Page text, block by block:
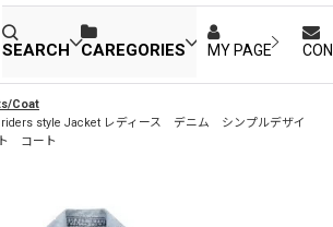
SEARCH CAREGORIES MY PAGE
Coat
style Jacket レディース デニム シンプルデザイ
コート